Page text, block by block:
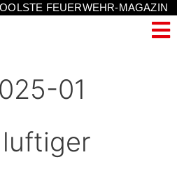
FEUERWEHR-MAGAZIN
01